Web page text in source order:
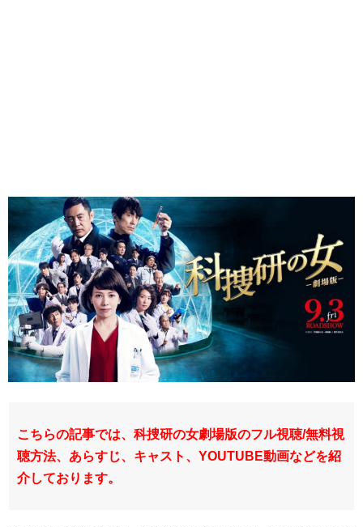
こちらの記事では、科捜研の女劇場版のフル視聴/無料視
聴方法、あらすじ、キャスト、YOUTUBE動画などを紹
介しております。